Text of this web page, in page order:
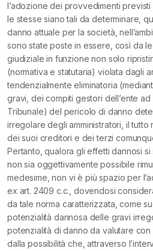
l’adozione dei provvedimenti previsti
le stesse siano tali da determinare,
danno attuale per la società,
sono state poste in essere, così da
giudiziale in funzione non solo
(normativa e statutaria) violata dagli
tendenzialmente eliminatoria
gravi, dei compiti gestori dell’ente ad
Tribunale) del pericolo di danno
irregolare degli amministratori, il tutto
dei suoi creditori e dei terzi
Pertanto, qualora gli effetti dannosi
non sia oggettivamente possibile
medesime, non vi è più spazio per
ex art. 2409 c.c., dovendosi
da tale norma caratterizzata, come
potenzialità dannosa delle gravi
potenzialità di danno da valutare
dalla possibilità che, attraverso